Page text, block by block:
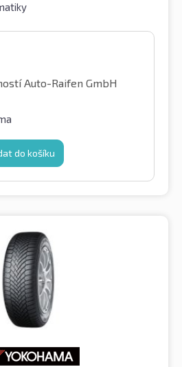
Auto-Raifen GmbH
do košíku